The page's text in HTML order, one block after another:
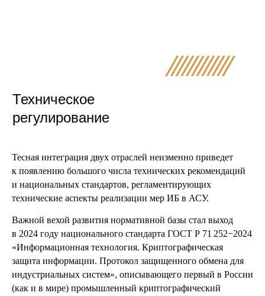
Техническое
регулирование
Тесная интеграция двух отраслей неизменно приведет
к появлению большого числа технических рекомендаций
и национальных стандартов, регламентирующих
технические аспекты реализации мер ИБ в АСУ.
Важной вехой развития нормативной базы стал выход
в 2024 году национального стандарта ГОСТ Р 71 252−2024
«Информационная технология. Криптографическая
защита информации. Протокол защищенного обмена для
индустриальных систем», описывающего первый в России
(как и в мире) промышленный криптографический